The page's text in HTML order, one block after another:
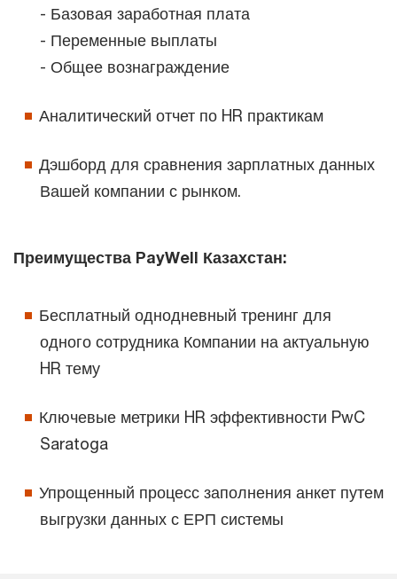
- Базовая заработная плата
- Переменные выплаты
- Общее вознаграждение
Аналитический отчет по HR практикам
Дэшборд для сравнения зарплатных данных
Вашей компании с рынком.
Преимущества PayWell Казахстан:
Бесплатный однодневный тренинг для
одного сотрудника Компании на актуальную
HR тему
Ключевые метрики HR эффективности PwC
Saratoga
Упрощенный процесс заполнения анкет путем
выгрузки данных с ЕРП системы